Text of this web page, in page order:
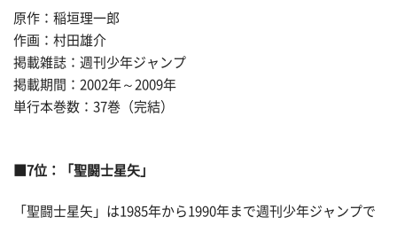
原作：稲垣理一郎
作画：村田雄介
掲載雑誌：週刊少年ジャンプ
掲載期間：2002年～2009年
単行本巻数：37巻（完結）
■7位：「聖闘士星矢」
「聖闘士星矢」は1985年から1990年まで週刊少年ジャンプで